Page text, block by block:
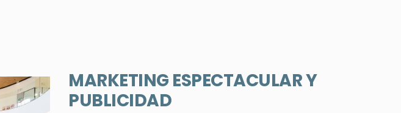
MARKETING ESPECTACULAR Y
PUBLICIDAD